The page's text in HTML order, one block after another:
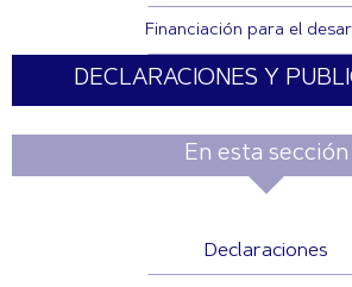
Financiación para el
DECLARACIONES Y
En esta sección
Declaraciones